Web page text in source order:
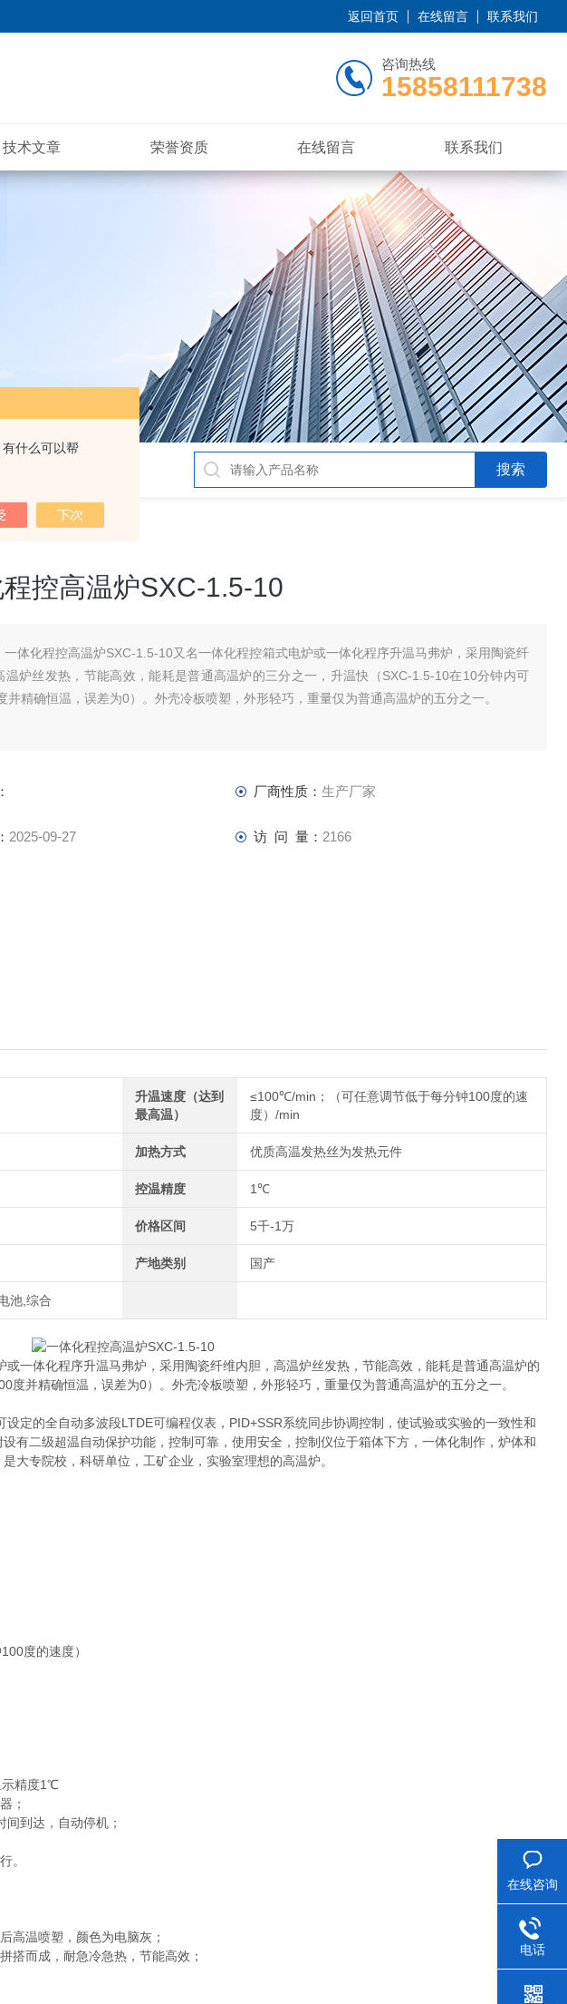
什么可以帮
返回首页 在线留言 联系我们
咨询热线
15858111738
技术文章 荣誉资质 在线留言 联系我们
控高温炉SXC-1.5-10
一体化程控高温炉SXC-1.5-10又名一体化程控箱式电炉或一体化程序升温马弗炉，采用陶瓷纤
温炉丝发热，节能高效，能耗是普通高温炉的三分之一，升温快（SXC-1.5-10在10分钟内可
并精确恒温，误差为0）。外壳冷板喷塑，外形轻巧，重量仅为普通高温炉的五分之一。
厂商性质： 生产厂家
2025-09-27 访 问 量： 2166
升温速度（达到
最高温）
≤100℃/min；（可任意调节低于每分钟100度的速
度）/min
加热方式 优质高温发热丝为发热元件
控温精度 1℃
价格区间 5千-1万
产地类别 国产
池,综合
或一体化程序升温马弗炉，采用陶瓷纤维内胆，高温炉丝发热，节能高效，能耗是普通高温炉的
并精确恒温，误差为0）。外壳冷板喷塑，外形轻巧，重量仅为普通高温炉的五分之一。
设定的全自动多波段LTDE可编程仪表，PID+SSR系统同步协调控制，使试验或实验的一致性和
有二级超温自动保护功能，控制可靠，使用安全，控制仪位于箱体下方，一体化制作，炉体和
大专院校，科研单位，工矿企业，实验室理想的高温炉。
度的速度）
示精度1℃
；
到达，自动停机；
。
高温喷塑，颜色为电脑灰；
搭而成，耐急冷急热，节能高效；
在线咨询
电话